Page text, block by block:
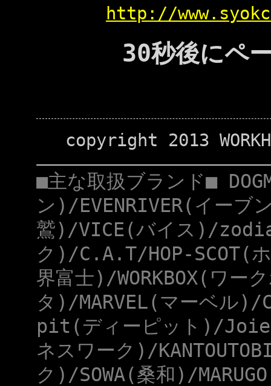
http://
30秒後にペ
copyright 2013
■主な取扱ブランド■
ン)/EVENRIVER(イーブ
鷲)/VICE(バイス)/
ク)/C.A.T/HOP-
界富士)/WORKBOX(ワ
タ)/MARVEL(マーベル
pit(ディーピット)/Joie(
ネスワーク)/
ク)/SOWA(桑和)/